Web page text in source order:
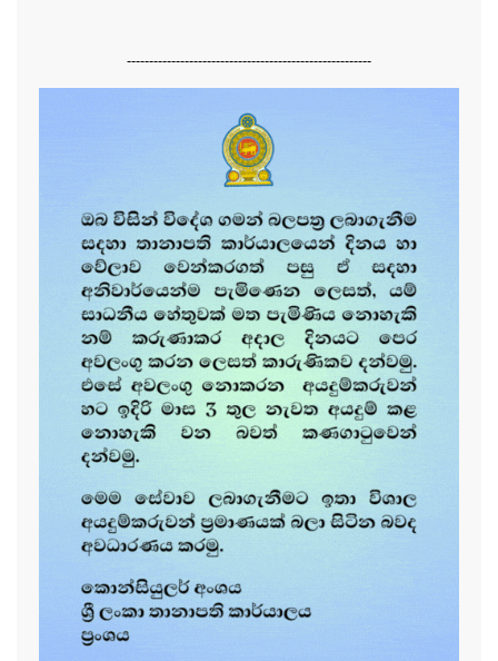
-------------------------------------------------------